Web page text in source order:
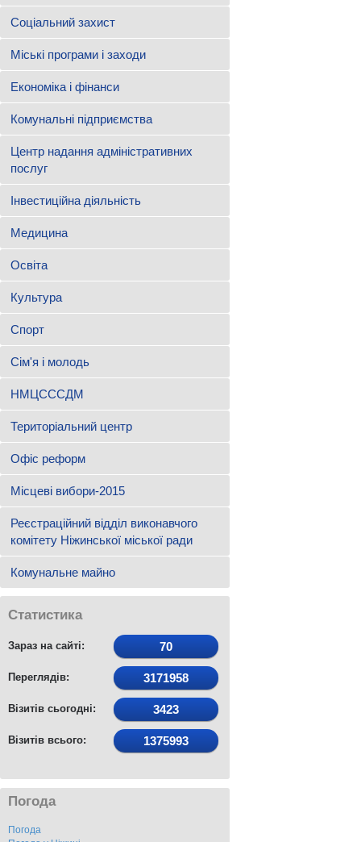
Соціальний захист
Міські програми і заходи
Економіка і фінанси
Комунальні підприємства
Центр надання адміністративних
послуг
Інвестиційна діяльність
Медицина
Освіта
Культура
Спорт
Сім'я і молодь
НМЦСССДМ
Територіальний центр
Офіс реформ
Місцеві вибори-2015
Реєстраційний відділ виконавчого
комітету Ніжинської міської ради
Комунальне майно
Статистика
Зараз на сайті: 70
Переглядів: 3171958
Візитів сьогодні: 3423
Візитів всього: 1375993
Погода
Погода